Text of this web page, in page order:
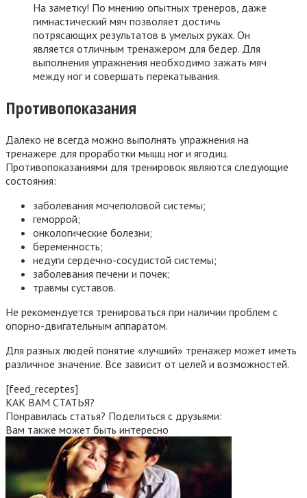
На заметку! По мнению опытных тренеров, даже
гимнастический мяч позволяет достичь
потрясающих результатов в умелых руках. Он
является отличным тренажером для бедер. Для
выполнения упражнения необходимо зажать мяч
между ног и совершать перекатывания.
Противопоказания
Далеко не всегда можно выполнять упражнения на
тренажере для проработки мышц ног и ягодиц.
Противопоказаниями для тренировок являются следующие
состояния:
заболевания мочеполовой системы;
геморрой;
онкологические болезни;
беременность;
недуги сердечно-сосудистой системы;
заболевания печени и почек;
травмы суставов.
Не рекомендуется тренироваться при наличии проблем с
опорно-двигательным аппаратом.
Для разных людей понятие «лучший» тренажер может иметь
различное значение. Все зависит от целей и возможностей.
[feed_receptes]
КАК ВАМ СТАТЬЯ?
Понравилась статья? Поделиться с друзьями:
Вам также может быть интересно